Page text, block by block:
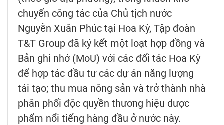
chuyến công tác của Chủ tịch nước
Nguyễn Xuân Phúc tại Hoa Kỳ, Tập đoàn
T&T Group đã ký kết một loạt hợp đồng và
Bản ghi nhớ (MoU) với các đối tác Hoa Kỳ
để hợp tác đầu tư các dự án năng lượng
tái tạo; thu mua nông sản và trở thành nhà
phân phối độc quyền thương hiệu dược
phẩm nổi tiếng hàng đầu ở nước này.